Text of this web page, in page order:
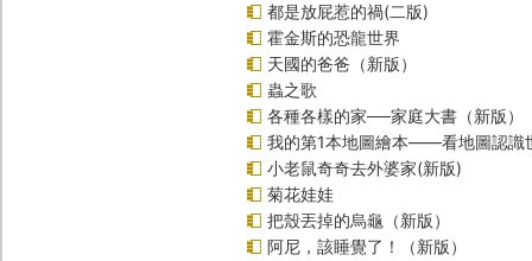
都是放屁惹的禍(二版)
霍金斯的恐龍世界
天國的爸爸（新版）
蟲之歌
各種各樣的家──家庭大書（新版）
我的第1本地圖繪本――看地圖認識
小老鼠奇奇去外婆家(新版)
菊花娃娃
把殼丟掉的烏龜（新版）
阿尼，該睡覺了！（新版）